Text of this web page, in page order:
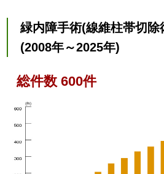
緑内障手術(線維柱帯切除
(2008年～2025年)
総件数 600件